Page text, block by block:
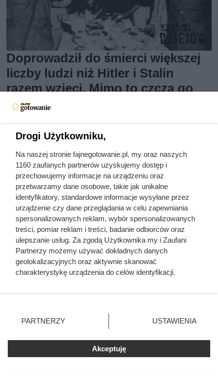
Doprowadził do śmierci większej
liczby ludzi niż Hitler i Stalin
razem wzięci. Mimo to czczą go
jako bohatera
Dziennikarze ujawnili
Drogi Użytkowniku,
Na naszej stronie fajnegotowanie.pl, my oraz naszych
1160 zaufanych partnerów uzyskujemy dostęp i
przechowujemy informacje na urządzeniu oraz
przetwarzamy dane osobowe, takie jak unikalne
identyfikatory, standardowe informacje wysyłane przez
urządzenie czy dane przeglądania w celu zapewniania
spersonalizowanych reklam, wybór spersonalizowanych
treści, pomiar reklam i treści, badanie odbiorców oraz
ulepszanie usług. Za zgodą Użytkownika my i Zaufani
Partnerzy możemy używać dokładnych danych
geolokalizacyjnych oraz aktywnie skanować
charakterystykę urządzenia do celów identyfikacji.
zmienić/wycofać klikając przycisk ustawień prywatności
znajdujący się w lewym dolnym rogu strony
rodzaje przetwarzania danych nie wymagają zgody
użytkownika, ale masz prawo sprzeciwić się takiemu
przetwarzaniu. Preferencje będą miały zastosowania tylko
PARTNERZY USTAWIENIA
Akceptuję